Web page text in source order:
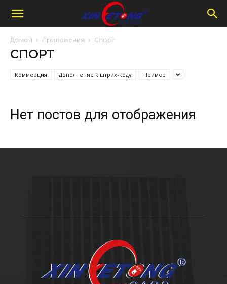
Домой Приложения Спорт
СПОРТ
Коммерция Дополнение к штрих-коду Пример
Нет постов для отображения